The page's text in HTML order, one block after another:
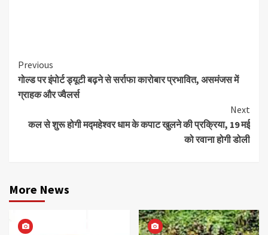
Continue
Reading
Previous
गोल्ड पर इंपोर्ट ड्यूटी बढ़ने से सर्राफा कारोबार प्रभावित, असमंजस में
ग्राहक और ज्वैलर्स
Next
कल से शुरू होगी मद्महेश्वर धाम के कपाट खुलने की प्रक्रिया, 19 मई
को रवाना होगी डोली
More News